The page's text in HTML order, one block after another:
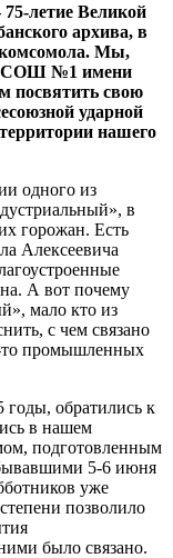
летие Великой
архива, в
комсомола. Мы,
СОШ №1 имени
посвятить свою
ударной
нашего
одного из
в
горожан. Есть
Алексеевича
А вот почему
мало кто из
с чем связано
то промышленных
годы, обратились к
в нашем
подготовленным
5-6 июня
уже
позволило
было связано.